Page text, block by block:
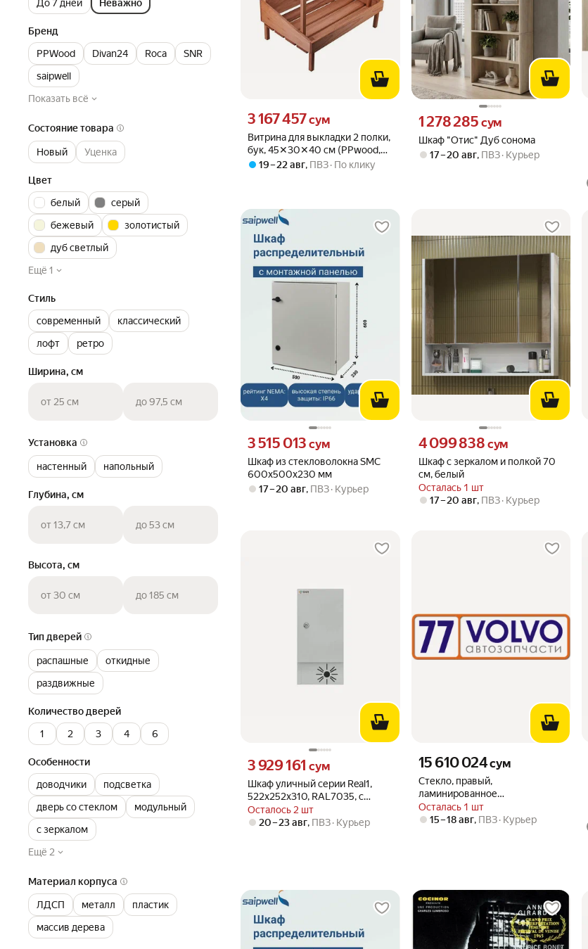
До 7 дней
Неважно
Бренд
PPWood
Divan24 Roca
SNR
saipwell
Показать всё
Состояние товара
Новый Уценка
Цвет
белый
серый
бежевый
золотистый
дуб светлый
Ещё 1
Стиль
современный
классический
лофт
ретро
Ширина, см
от 25 см до 97,5 см
Установка
настенный напольный
Глубина, см
от 13,7 см до 53 см
Высота, см
от 30 см до 185 см
Тип дверей
распашные
откидные
раздвижные
Количество дверей
1
2 3 4 6
Особенности
доводчики
подсветка
дверь со стеклом
модульный
с зеркалом
Ещё 2
Материал корпуса
ЛДСП металл
пластик
массив дерева
Витрина для выкладки 2 полки,
бук, 45✕30✕40 см (PPwood,
Россия)
Цена 3167457 сум вместо
3 167 457сум
19 – 22 авг, ПВЗ По клику
Шкаф "Отис" Дуб сонома
Цена 1278285 сум вместо
1 278 285 сум
17 – 20 авг, ПВЗ Курьер
Шкаф из стекловолокна SMC
600х500х230 мм
Цена 3515013 сум вместо
3 515 013 сум
17 – 20 авг, ПВЗ Курьер
Шкаф с зеркалом и полкой 70
см, белый
Осталась 1 шт
Цена 4099838 сум вместо
4 099 838 сум
17 – 20 авг, ПВЗ Курьер
Шкаф уличный серии Real1,
522х252х310, RAL7035, с
утеплителем
Осталось 2 шт
Цена 3929161 сум вместо
3 929 161 сум
20 – 23 авг, ПВЗ Курьер
Стекло, правый,
ламинированное
тонированное стекло
Осталась 1 шт
Цена 15610024 сум вместо
15 610 024сум
15 – 18 авг, ПВЗ Курьер